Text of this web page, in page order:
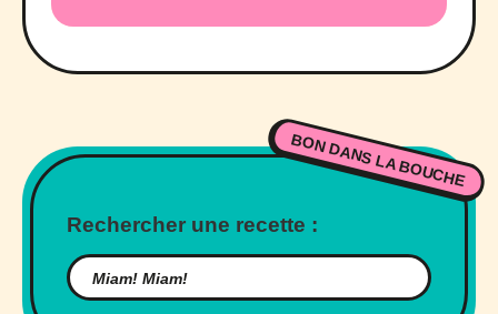
BON DANS LA BOUCHE
Rechercher une recette :